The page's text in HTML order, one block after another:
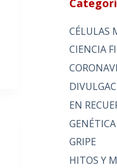
CÉLULAS
CIENCIA
EN
GRIPE
HITOS Y